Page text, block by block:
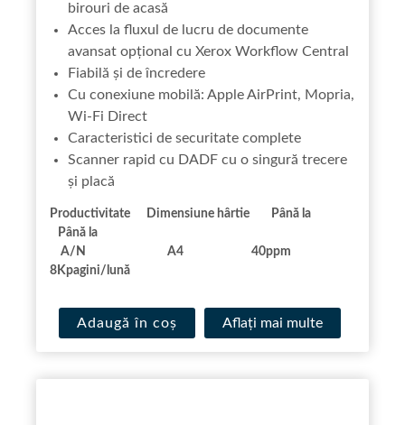
birouri de acasă
Acces la fluxul de lucru de documente
avansat opțional cu Xerox Workflow Central
Fiabilă și de încredere
Cu conexiune mobilă: Apple AirPrint, Mopria,
Wi-Fi Direct
Caracteristici de securitate complete
Scanner rapid cu DADF cu o singură trecere
și placă
Productivitate Dimensiune hârtie Până la
Până la
A/N A4 40ppm
8Kpagini/lună
Adaugă în coș Aflaţi mai multe